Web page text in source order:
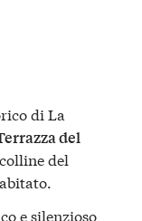
di La
del
del
e silenzioso